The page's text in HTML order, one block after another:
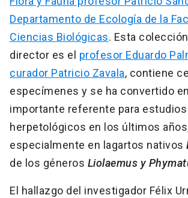
Departamento de Ecología de la
Ciencias Biológicas. Esta
director es el profesor Eduardo
curador Patricio Zavala, contiene
especímenes y se ha convertido
importante referente para estudios
herpetológicos en los últimos
especialmente en lagartos nativos
de los géneros Liolaemus y
El hallazgo del investigador Félix